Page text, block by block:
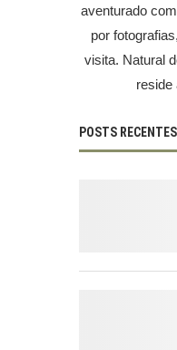
aventurado
por
visita. Natural
reside
POSTS RECENTES